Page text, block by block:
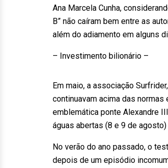
Ana Marcela Cunha,
B” não caíram bem entre as
além do adiamento em alguns
– Investimento bilionário –
Em maio, a associação
continuavam acima das
emblemática ponte Alexandre
águas abertas (8 e 9 de
No verão do ano passado, o
depois de um episódio